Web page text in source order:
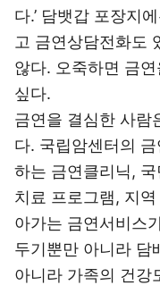
다.’ 담뱃갑 포장지
고 금연상담전화도
않다. 오죽하면 금
싶다.
금연을 결심한 사람
다. 국립암센터의
하는 금연클리닉,
치료 프로그램, 지
아가는 금연서비스
두기뿐만 아니라 담
아니라 가족의 건강